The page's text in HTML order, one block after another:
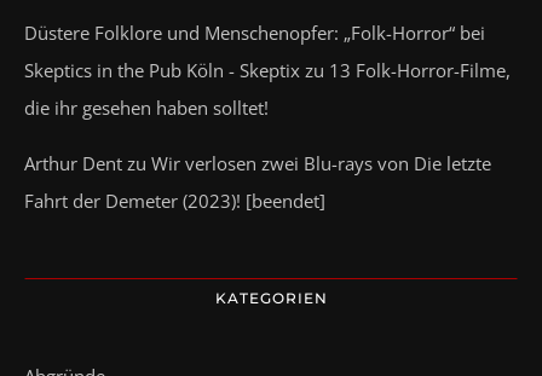
Düstere Folklore und Menschenopfer: „Folk-Horror“ bei
Skeptics in the Pub Köln - Skeptix zu 13 Folk-Horror-Filme,
die ihr gesehen haben solltet!
Arthur Dent zu Wir verlosen zwei Blu-rays von Die letzte
Fahrt der Demeter (2023)! [beendet]
KATEGORIEN